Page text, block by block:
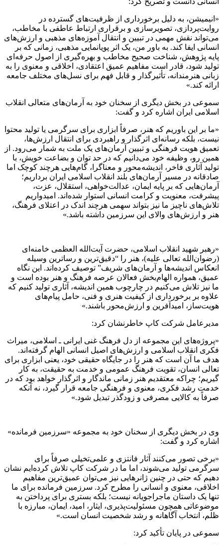
«انیمیشن، به دلیل برخورداری از ظرفیت‌های گسترده در
روایت‌پردازی، تصویرسازی و برقراری ارتباط عاطفی با مخاطب،
می‌تواند نقش مهمی در تبیین و انتقال آموزه‌های مذهبی و ارزش‌های
انسانی ایفا کند. به باور من، یک اثر پویانمایی مذهبی، زمانی که بر
پایه پژوهش، شناخت صحیح مخاطب و بهره‌گیری از اصول حرفه‌ای
تولید شود، قادر است مفاهیم عمیق اعتقادی، اخلاقی و معنوی را به
زبانی هنرمندانه، تأثیرگذار و قابل فهم برای نسل‌های مختلف جامعه
ارائه کند.»
سموعی در بخش دیگری از سخنان خود به آرمان‌های متعالی انقلاب
اسلامی ایران اشاره کرد و گفت:
«ما بر این باوریم که هنر، صرفاً ابزاری برای سرگرمی یا تولید محتوا
نیست، بلکه رسانه‌ای اثرگذار و راهبردی برای انتقال ارزش‌ها،
تعمیق هویت فرهنگی و تبیین آرمان‌های یک ملت به شمار می‌رود. از
همین رو، وظیفه خود می‌دانیم که در حد توان و بضاعت خویش، با
تولید آثاری فاخر، اندیشه‌محور و معناگرا، گام‌هایی هرچند کوچک اما
صادقانه در مسیر آرمان‌های بلند انقلاب اسلامی ایران برداریم؛
آرمان‌هایی که بر پایه ایمان، عدالت‌خواهی، استقلال، عزت،
پیشرفت، معنویت و کرامت انسانی استوار شده‌اند. امیدواریم
تلاش‌های ناچیز ما نیز بتواند سهمی هرچند اندک در اعتلای فرهنگ،
هنر و ارزش‌های والای این سرزمین داشته باشد.»
«رهبر شهید انقلاب اسلامی، حضرت آیت‌الله العظمی خامنه‌ای
(رضوان‌الله تعالی علیه)، هنر را “دقیق‌ترین و رساترین وسیله
انعکاس اندیشه‌ها و آرمان‌های شریف” توصیف کرده‌اند. این نگاه
عمیق، همواره الهام‌بخش فعالان عرصه فرهنگ و هنر بوده است و
ما نیز تلاش می‌کنیم در چارچوب همین اندیشه، آثاری تولید کنیم که
علاوه بر برخورداری از کیفیت هنری و فنی، حامل پیام‌های
هویت‌ساز، امیدآفرین و ارزش‌محور باشند.»
مدیرعامل شرکت کاپ خاطرنشان کرد:
«پروژه‌های این مجموعه از دل فرهنگ غنی ایرانی ـ اسلامی، میراث
فکری انقلاب اسلامی و ارزش‌های اصیل انسانی الهام گرفته‌اند.
هدف ما آن است که هنر را در جایگاه حقیقی خود، یعنی ابزاری برای
تعالی انسان، تقویت فرهنگ عمومی و خدمت به حقیقت، به کار
گیریم؛ چراکه معتقدیم هنر زمانی ماندگار و اثرگذار خواهد بود که در
خدمت رشد فکری، معنوی و فرهنگی جامعه قرار گیرد، نه آنکه
صرفاً به کالایی مصرفی و زودگذر تبدیل شود.»
وی در بخش دیگری از سخنان خود به مجموعه «سرزمین فرمانده»
اشاره کرد و گفت:
«برخی تصور می‌کنند آثار فانتزی و علمی‌تخیلی صرفاً برای
سرگرمی تولید می‌شوند، اما ما در شرکت کاپ تلاش کرده‌ایم نشان
دهیم که حتی در چنین ژانرهایی نیز می‌توان عمیق‌ترین مفاهیم
اخلاقی، معنوی و انسانی را مطرح کرد. سرزمین فرمانده برای ما
تنها یک داستان ماجراجویانه نیست؛ بلکه بستری برای پرداختن به
موضوعاتی همچون مسئولیت‌پذیری، ایثار، امید، ایمان، مبارزه با
ظلم، انتخاب آگاهانه و رشد شخصیت انسان است.»
سموعی در پایان تأکید کرد: